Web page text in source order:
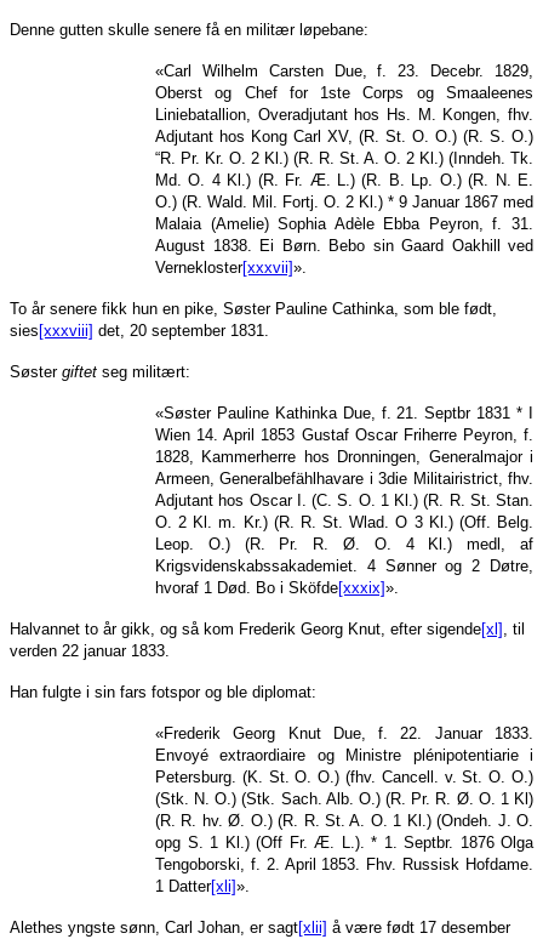
Denne gutten skulle senere få en militær løpebane:
«Carl Wilhelm Carsten Due, f. 23. Decebr. 1829,
Oberst og Chef for 1ste Corps og Smaaleenes
Liniebatallion, Overadjutant hos Hs. M. Kongen, fhv.
Adjutant hos Kong Carl XV, (R. St. O. O.) (R. S. O.)
“R. Pr. Kr. O. 2 Kl.) (R. R. St. A. O. 2 Kl.) (Inndeh. Tk.
Md. O. 4 Kl.) (R. Fr. Æ. L.) (R. B. Lp. O.) (R. N. E.
O.) (R. Wald. Mil. Fortj. O. 2 Kl.) * 9 Januar 1867 med
Malaia (Amelie) Sophia Adèle Ebba Peyron, f. 31.
August 1838. Ei Børn. Bebo sin Gaard Oakhill ved
Vernekloster[xxxvii]».
To år senere fikk hun en pike, Søster Pauline Cathinka, som ble født,
sies [xxxviii] det, 20 september 1831.
Søster giftet seg militært:
«Søster Pauline Kathinka Due, f. 21. Septbr 1831 * I
Wien 14. April 1853 Gustaf Oscar Friherre Peyron, f.
1828, Kammerherre hos Dronningen, Generalmajor i
Armeen, Generalbefählhavare i 3die Militairistrict, fhv.
Adjutant hos Oscar I. (C. S. O. 1 Kl.) (R. R. St. Stan.
O. 2 Kl. m. Kr.) (R. R. St. Wlad. O 3 Kl.) (Off. Belg.
Leop. O.) (R. Pr. R. Ø. O. 4 Kl.) medl, af
Krigsvidenskabssakademiet. 4 Sønner og 2 Døtre,
hvoraf 1 Død. Bo i Sköfde[xxxix]».
Halvannet to år gikk, og så kom Frederik Georg Knut, efter sigende[xl] , til
verden 22 januar 1833.
Han fulgte i sin fars fotspor og ble diplomat:
«Frederik Georg Knut Due, f. 22. Januar 1833.
Envoyé extraordiaire og Ministre plénipotentiarie i
Petersburg. (K. St. O. O.) (fhv. Cancell. v. St. O. O.)
(Stk. N. O.) (Stk. Sach. Alb. O.) (R. Pr. R. Ø. O. 1 Kl)
(R. R. hv. Ø. O.) (R. R. St. A. O. 1 Kl.) (Ondeh. J. O.
opg S. 1 Kl.) (Off Fr. Æ. L.). * 1. Septbr. 1876 Olga
Tengoborski, f. 2. April 1853. Fhv. Russisk Hofdame.
1 Datter[xli]».
Alethes yngste sønn, Carl Johan, er sagt[xlii] å være født 17 desember